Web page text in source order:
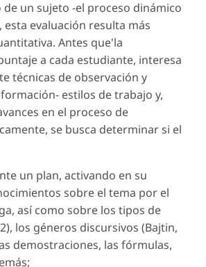
un sujeto -el proceso dinámico
esta evaluación resulta más
Antes que'la
a cada estudiante, interesa
técnicas de observación y
estilos de trabajo y,
en el proceso de
se busca determinar si el
un plan, activando en su
sobre el tema por el
así como sobre los tipos de
los géneros discursivos (Bajtin,
demostraciones, las fórmulas,